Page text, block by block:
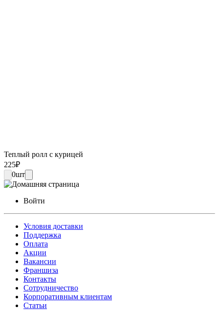
Теплый ролл с курицей
225₽
0шт
Войти
Условия доставки
Поддержка
Оплата
Акции
Вакансии
Франшиза
Контакты
Сотрудничество
Корпоративным клиентам
Статьи